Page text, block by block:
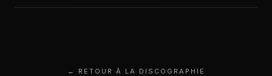
← RETOUR À LA DISCOGRAPHIE